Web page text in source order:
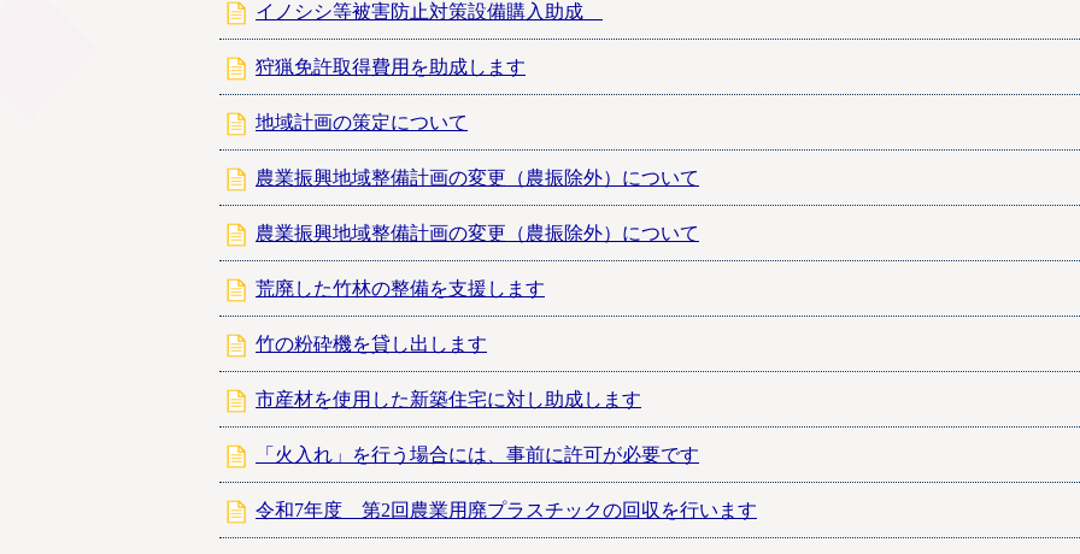
イノシシ等被害防止対策設備購入助成
狩猟免許取得費用を助成します
地域計画の策定について
農業振興地域整備計画の変更（農振除外）について
農業振興地域整備計画の変更（農振除外）について
荒廃した竹林の整備を支援します
竹の粉砕機を貸し出します
市産材を使用した新築住宅に対し助成します
「火入れ」を行う場合には、事前に許可が必要です
令和7年度 第2回農業用廃プラスチックの回収を行います